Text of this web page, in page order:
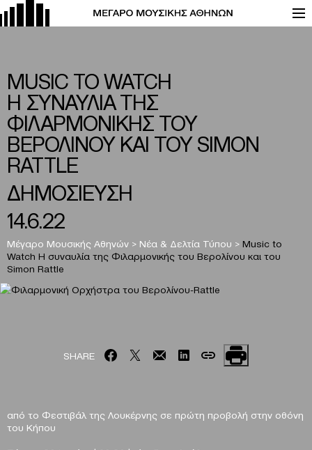
MUSIC TO WATCH
Η ΣΥΝΑΥΛΙΑ ΤΗΣ
ΦΙΛΑΡΜΟΝΙΚΗΣ ΤΟΥ
ΒΕΡΟΛΙΝΟΥ ΚΑΙ ΤΟΥ SIMON
RATTLE
ΔΗΜΟΣΙΕΥΣΗ
14.6.22
Μέγαρο Μουσικής Αθηνών > Νέα & Δελτία Τύπου > Music to
Watch Η συναυλία της Φιλαρμονικής του Βερολίνου και του
Simon Rattle
SHARE
από το Φεστιβάλ της Λουκέρνης σε πρώτη προβολή στην οθόνη
του Κήπου